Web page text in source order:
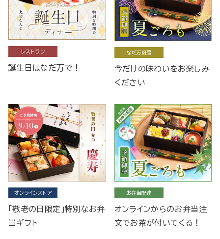
レストラン
誕生日はなだ万で！
なだ万厨房
今だけの味わいをお楽しみ
ください
オンラインストア
「敬老の日限定」特別なお弁
当ギフト
お弁当配達
オンラインからのお弁当注
文でお茶が付いてくる！